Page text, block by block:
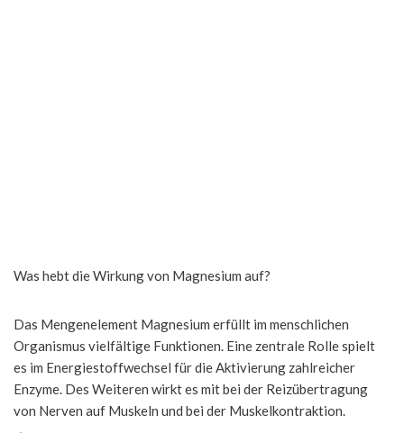
Was hebt die Wirkung von Magnesium auf?
Das Mengenelement Magnesium erfüllt im menschlichen
Organismus vielfältige Funktionen. Eine zentrale Rolle spielt
es im Energiestoffwechsel für die Aktivierung zahlreicher
Enzyme. Des Weiteren wirkt es mit bei der Reizübertragung
von Nerven auf Muskeln und bei der Muskelkontraktion.